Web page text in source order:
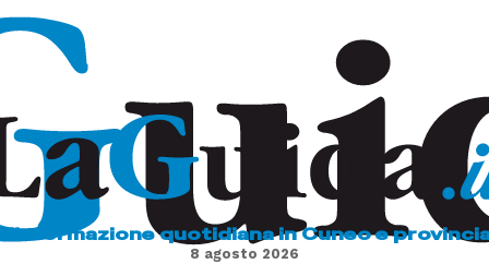
L'informazione quotidiana in Cuneo e
8 agosto 2026